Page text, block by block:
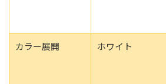
カラー展開 ホワイト